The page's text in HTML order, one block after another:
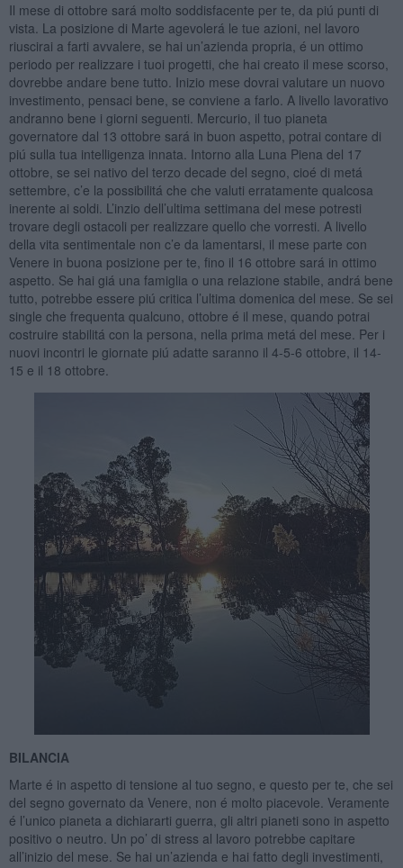
Il mese di ottobre sará molto soddisfacente per te, da piú punti di
vista. La posizione di Marte agevolerá le tue azioni, nel lavoro
riuscirai a farti avvalere, se hai un’azienda propria, é un ottimo
periodo per realizzare i tuoi progetti, che hai creato il mese scorso,
dovrebbe andare bene tutto. Inizio mese dovrai valutare un nuovo
investimento, pensaci bene, se conviene a farlo. A livello lavorativo
andranno bene i giorni seguenti. Mercurio, il tuo pianeta
governatore dal 13 ottobre sará in buon aspetto, potrai contare di
piú sulla tua intelligenza innata. Intorno alla Luna Piena del 17
ottobre, se sei nativo del terzo decade del segno, cioé di metá
settembre, c’e la possibilitá che che valuti erratamente qualcosa
inerente ai soldi. L’inzio dell’ultima settimana del mese potresti
trovare degli ostacoli per realizzare quello che vorresti. A livello
della vita sentimentale non c’e da lamentarsi, il mese parte con
Venere in buona posizione per te, fino il 16 ottobre sará in ottimo
aspetto. Se hai giá una famiglia o una relazione stabile, andrá bene
tutto, potrebbe essere piú critica l’ultima domenica del mese. Se sei
single che frequenta qualcuno, ottobre é il mese, quando potrai
costruire stabilitá con la persona, nella prima metá del mese. Per i
nuovi incontri le giornate piú adatte saranno il 4-5-6 ottobre, il 14-
15 e il 18 ottobre.
BILANCIA
Marte é in aspetto di tensione al tuo segno, e questo per te, che sei
del segno governato da Venere, non é molto piacevole. Veramente
é l’unico pianeta a dichiararti guerra, gli altri pianeti sono in aspetto
positivo o neutro. Un po’ di stress al lavoro potrebbe capitare
all’inizio del mese. Se hai un’azienda e hai fatto degli investimenti,